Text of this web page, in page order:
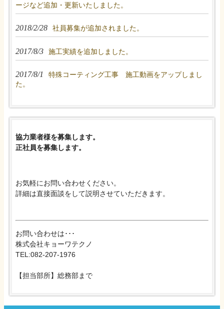
ージなど追加・更新いたしました。
2018/2/28 社員募集が追加されました。
2017/8/3 施工実績を追加しました。
2017/8/1
特殊コーティング工事 施工動画をアップしまし
た。
協力業者様を募集します。
正社員を募集します。
お気軽にお問い合わせください。
詳細は直接面談をして説明させていただきます。
お問い合わせは･･･
株式会社キョーワテクノ
TEL:082-207-1976
【担当部所】総務部まで